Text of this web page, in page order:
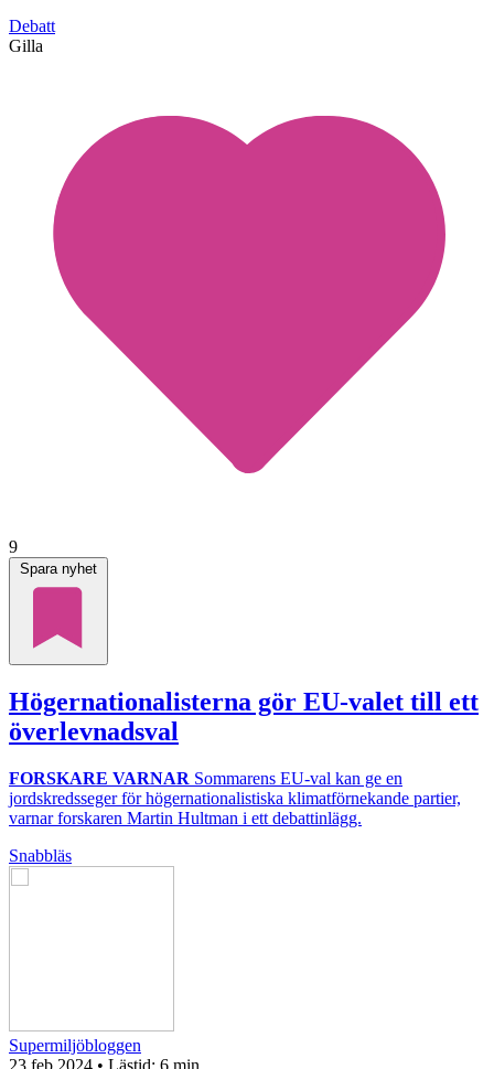
Debatt
Gilla
9
Spara nyhet
Högernationalisterna gör EU-valet till ett
överlevnadsval
FORSKARE VARNAR Sommarens EU-val kan ge en
jordskredsseger för högernationalistiska klimatförnekande partier,
varnar forskaren Martin Hultman i ett debattinlägg.
Snabbläs
Supermiljöbloggen
23 feb 2024 • Lästid: 6 min